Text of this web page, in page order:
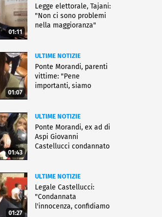
01:11
Legge elettorale, Tajani:
"Non ci sono problemi
nella maggioranza"
01:07
ULTIME NOTIZIE
Ponte Morandi, parenti
vittime: "Pene
importanti, siamo
01:43
ULTIME NOTIZIE
Ponte Morandi, ex ad di
Aspi Giovanni
Castellucci condannato
01:27
ULTIME NOTIZIE
Legale Castellucci:
"Condannata
l'innocenza, confidiamo